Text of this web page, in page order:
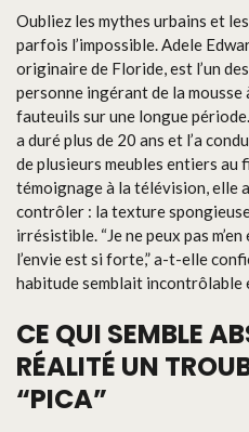
Oubliez les mythes urbains et
parfois l’impossible. Adele
originaire de Floride, est l’un
personne ingérant de la mousse
fauteuils sur une longue
a duré plus de 20 ans et l’a
de plusieurs meubles entiers au
témoignage à la télévision, elle
contrôler : la texture
irrésistible. “Je ne peux pas
l’envie est si forte,” a-t-elle
habitude semblait incontrôlable
CE QUI SEMBLE
RÉALITÉ UN
“PICA”